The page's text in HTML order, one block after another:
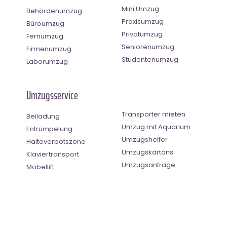
Behördenumzug
Büroumzug
Fernumzug
Firmenumzug
Laborumzug
Mini Umzug
Praxisumzug
Privatumzug
Seniorenumzug
Studentenumzug
Umzugsservice
Beiladung
Entrümpelung
Halteverbotszone
Klaviertransport
Möbellift
Transporter mieten
Umzug mit Aquarium
Umzugshelfer
Umzugskartons
Umzugsanfrage